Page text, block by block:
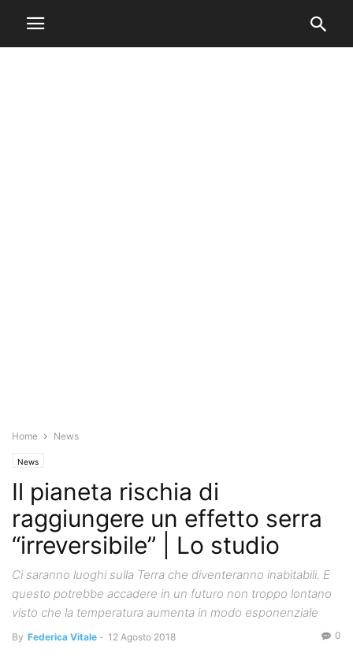
Home News
News
Il pianeta rischia di
raggiungere un effetto serra
“irreversibile” | Lo studio
Ci saranno luoghi sulla Terra che diventeranno inabitabili. E
questo potrebbe accadere in un futuro non troppo lontano
visto che la temperatura aumenta in modo esponenziale
By Federica Vitale - 12 Agosto 2018 0